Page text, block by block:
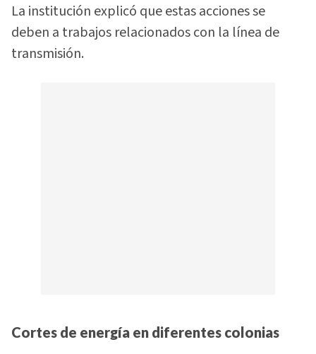
La institución explicó que estas acciones se
deben a trabajos relacionados con la línea de
transmisión.
Cortes de energía en diferentes colonias